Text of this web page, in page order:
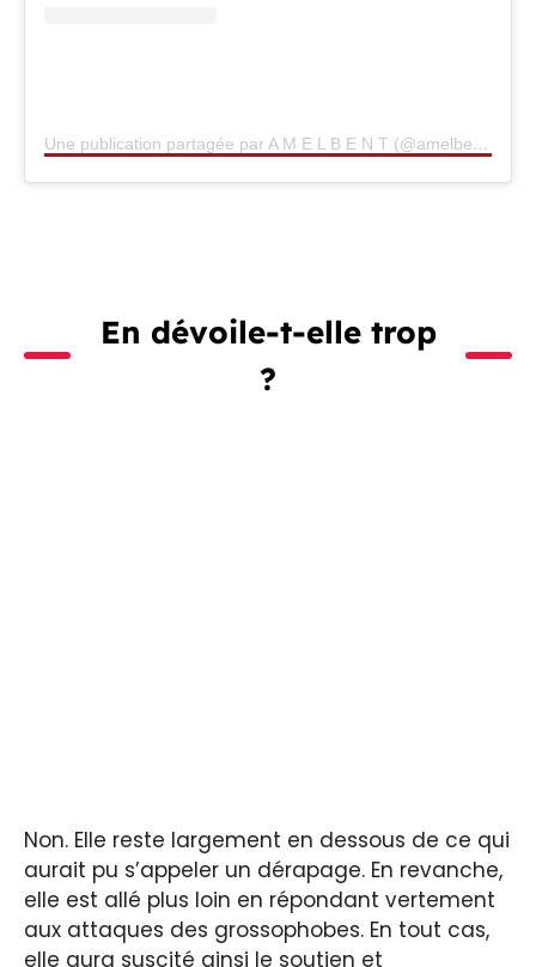
Une publication partagée par A M E L B E N T (@amelbent)
En dévoile-t-elle trop
?
Non. Elle reste largement en dessous de ce qui
aurait pu s’appeler un dérapage. En revanche,
elle est allé plus loin en répondant vertement
aux attaques des grossophobes. En tout cas,
elle aura suscité ainsi le soutien et